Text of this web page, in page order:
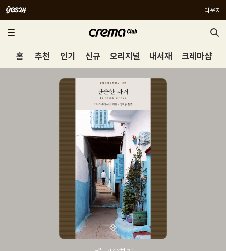
라운지
홈 추천 인기 신규 오리지널 내서재 크레마샵